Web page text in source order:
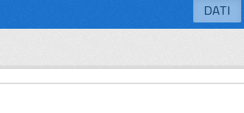
DATI